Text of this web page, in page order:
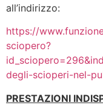
all’indirizzo:
https://
sciopero?
degli-scioperi-nel-
PRESTAZIONI